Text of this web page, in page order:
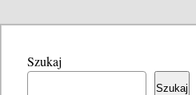
Szukaj
Szukaj